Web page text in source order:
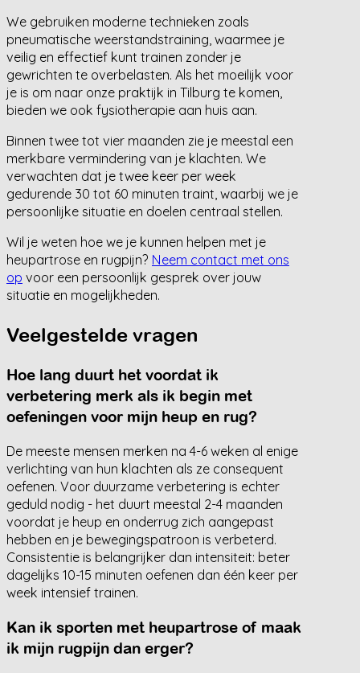
We gebruiken moderne technieken zoals
pneumatische weerstandstraining, waarmee je
veilig en effectief kunt trainen zonder je
gewrichten te overbelasten. Als het moeilijk voor
je is om naar onze praktijk in Tilburg te komen,
bieden we ook fysiotherapie aan huis aan.
Binnen twee tot vier maanden zie je meestal een
merkbare vermindering van je klachten. We
verwachten dat je twee keer per week
gedurende 30 tot 60 minuten traint, waarbij we je
persoonlijke situatie en doelen centraal stellen.
Wil je weten hoe we je kunnen helpen met je
heupartrose en rugpijn? Neem contact met ons
op voor een persoonlijk gesprek over jouw
situatie en mogelijkheden.
Veelgestelde vragen
Hoe lang duurt het voordat ik
verbetering merk als ik begin met
oefeningen voor mijn heup en rug?
De meeste mensen merken na 4-6 weken al enige
verlichting van hun klachten als ze consequent
oefenen. Voor duurzame verbetering is echter
geduld nodig - het duurt meestal 2-4 maanden
voordat je heup en onderrug zich aangepast
hebben en je bewegingspatroon is verbeterd.
Consistentie is belangrijker dan intensiteit: beter
dagelijks 10-15 minuten oefenen dan één keer per
week intensief trainen.
Kan ik sporten met heupartrose of maak
ik mijn rugpijn dan erger?